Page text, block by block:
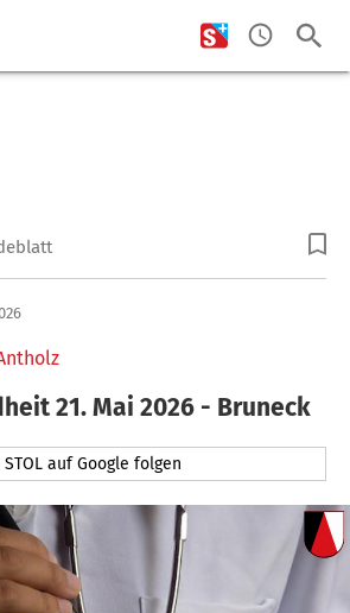
21. Mai 2026 - Bruneck
STOL auf Google folgen